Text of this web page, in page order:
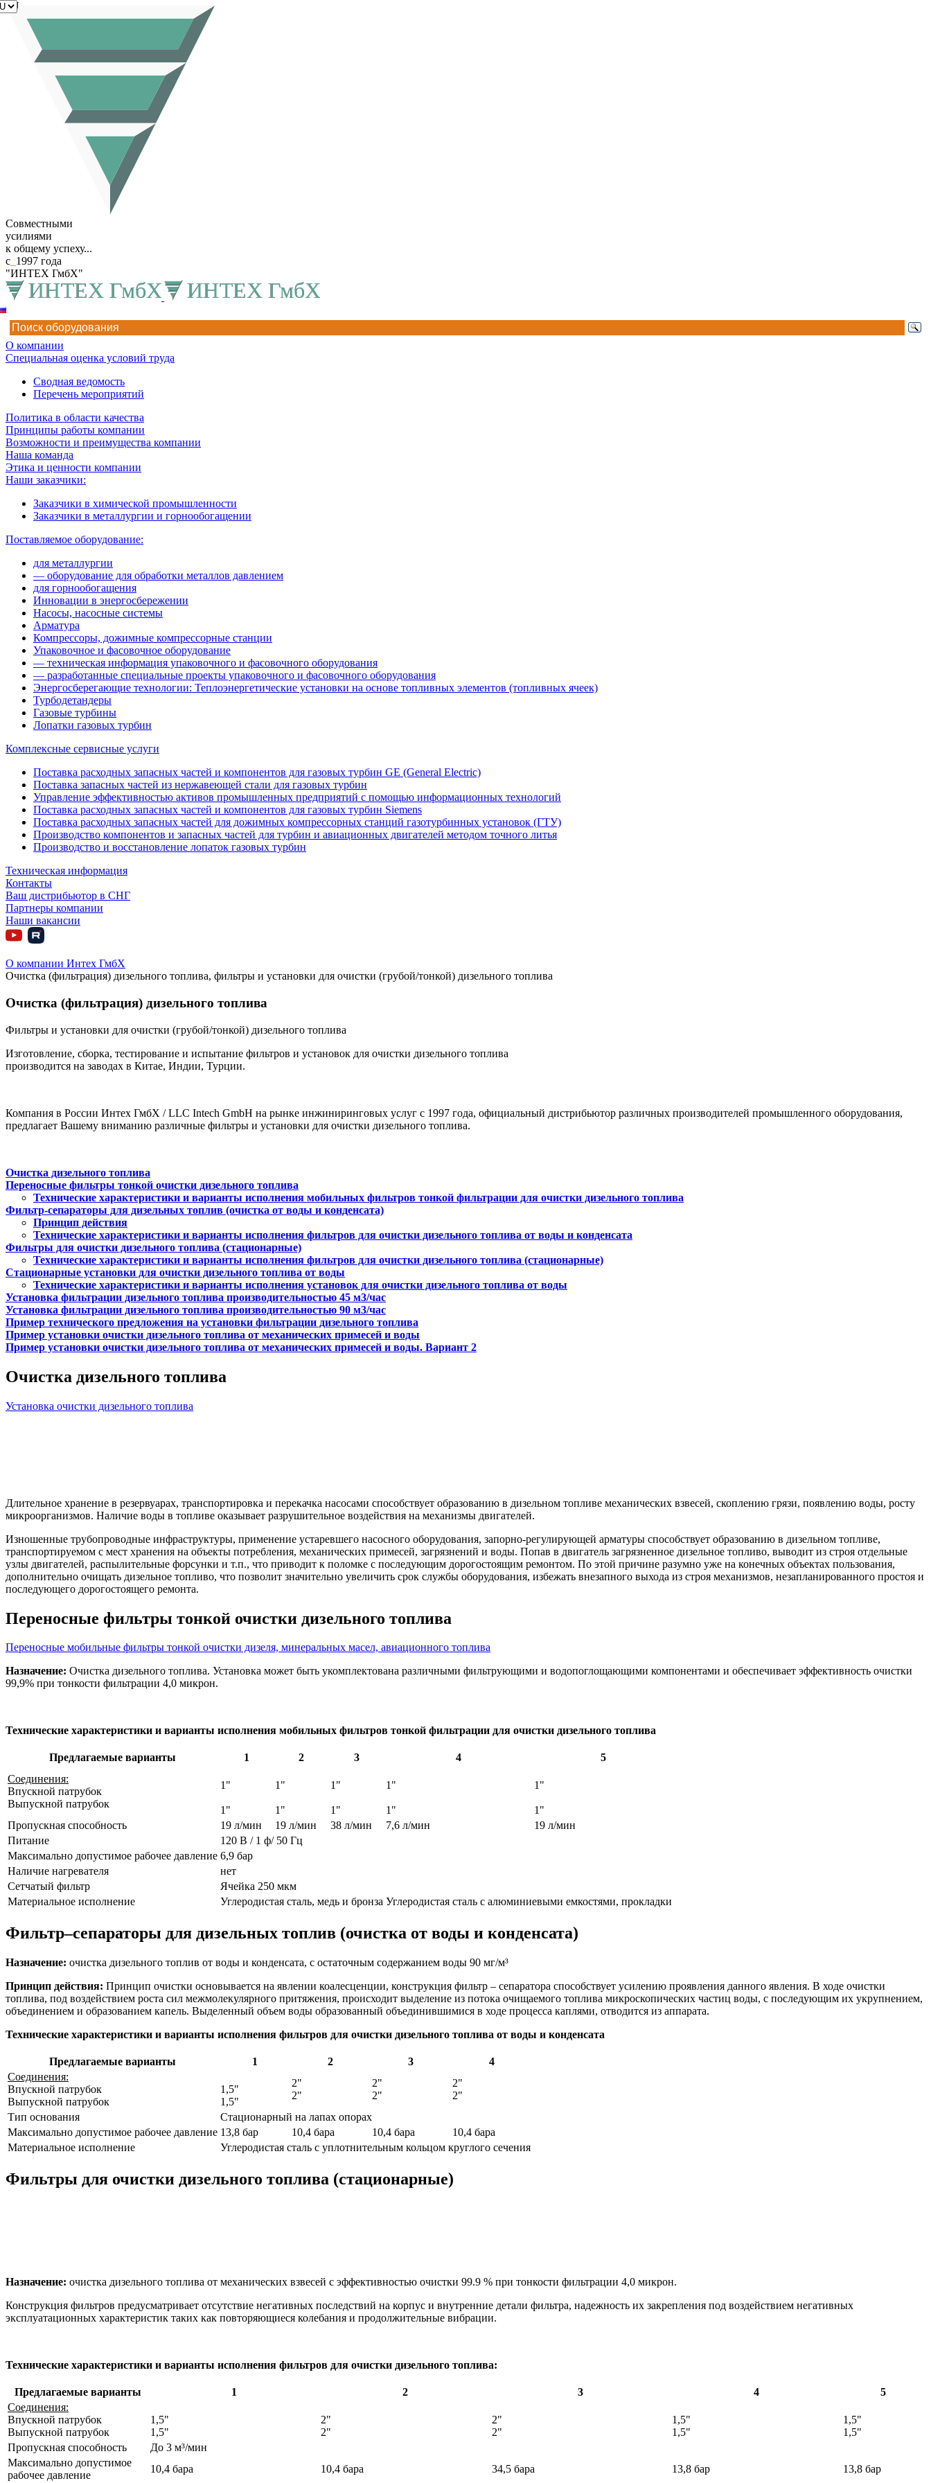
Совместными
усилиями
к общему успеху...
с 1997 года
"ИНТЕХ ГмбХ"
RU
О компании
Специальная оценка условий труда
Сводная ведомость
Перечень мероприятий
Политика в области качества
Принципы работы компании
Возможности и преимущества компании
Наша команда
Этика и ценности компании
Наши заказчики:
Заказчики в химической промышленности
Заказчики в металлургии и горнообогащении
Поставляемое оборудование:
для металлургии
— оборудование для обработки металлов давлением
для горнообогащения
Инновации в энергосбережении
Насосы, насосные системы
Арматура
Компрессоры, дожимные компрессорные станции
Упаковочное и фасовочное оборудование
— техническая информация упаковочного и фасовочного оборудования
— разработанные специальные проекты упаковочного и фасовочного оборудования
Энергосберегающие технологии: Теплоэнергетические установки на основе топливных элементов (топливных ячеек)
Турбодетандеры
Газовые турбины
Лопатки газовых турбин
Комплексные сервисные услуги
Поставка расходных запасных частей и компонентов для газовых турбин GE (General Electric)
Поставка запасных частей из нержавеющей стали для газовых турбин
Управление эффективностью активов промышленных предприятий с помощью информационных технологий
Поставка расходных запасных частей и компонентов для газовых турбин Siemens
Поставка расходных запасных частей для дожимных компрессорных станций газотурбинных установок (ГТУ)
Производство компонентов и запасных частей для турбин и авиационных двигателей методом точного литья
Производство и восстановление лопаток газовых турбин
Техническая информация
Контакты
Ваш дистрибьютор в СНГ
Партнеры компании
Наши вакансии
О компании Интех ГмбХ
Очистка (фильтрация) дизельного топлива, фильтры и установки для очистки (грубой/тонкой) дизельного топлива
Очистка (фильтрация) дизельного топлива
Фильтры и установки для очистки (грубой/тонкой) дизельного топлива
Изготовление, сборка, тестирование и испытание фильтров и установок для очистки дизельного топлива
производится на заводах в Китае, Индии, Турции.
Компания в России Интех ГмбХ / LLC Intech GmbH на рынке инжиниринговых услуг с 1997 года, официальный дистрибьютор различных производителей промышленного оборудования,
предлагает Вашему вниманию различные фильтры и установки для очистки дизельного топлива.
Очистка дизельного топлива
Переносные фильтры тонкой очистки дизельного топлива
Технические характеристики и варианты исполнения мобильных фильтров тонкой фильтрации для очистки дизельного топлива
Фильтр-сепараторы для дизельных топлив (очистка от воды и конденсата)
Принцип действия
Технические характеристики и варианты исполнения фильтров для очистки дизельного топлива от воды и конденсата
Фильтры для очистки дизельного топлива (стационарные)
Технические характеристики и варианты исполнения фильтров для очистки дизельного топлива (стационарные)
Стационарные установки для очистки дизельного топлива от воды
Технические характеристики и варианты исполнения установок для очистки дизельного топлива от воды
Установка фильтрации дизельного топлива производительностью 45 м3/час
Установка фильтрации дизельного топлива производительностью 90 м3/час
Пример технического предложения на установки фильтрации дизельного топлива
Пример установки очистки дизельного топлива от механических примесей и воды
Пример установки очистки дизельного топлива от механических примесей и воды. Вариант 2
Очистка дизельного топлива
Установка очистки дизельного топлива
Длительное хранение в резервуарах, транспортировка и перекачка насосами способствует образованию в дизельном топливе механических взвесей, скоплению грязи, появлению воды, росту
микроорганизмов. Наличие воды в топливе оказывает разрушительное воздействия на механизмы двигателей.
Изношенные трубопроводные инфраструктуры, применение устаревшего насосного оборудования, запорно-регулирующей арматуры способствует образованию в дизельном топливе,
транспортируемом с мест хранения на объекты потребления, механических примесей, загрязнений и воды. Попав в двигатель загрязненное дизельное топливо, выводит из строя отдельные
узлы двигателей, распылительные форсунки и т.п., что приводит к поломке с последующим дорогостоящим ремонтом. По этой причине разумно уже на конечных объектах пользования,
дополнительно очищать дизельное топливо, что позволит значительно увеличить срок службы оборудования, избежать внезапного выхода из строя механизмов, незапланированного простоя и
последующего дорогостоящего ремонта.
Переносные фильтры тонкой очистки дизельного топлива
Переносные мобильные фильтры тонкой очистки дизеля, минеральных масел, авиационного топлива
Назначение: Очистка дизельного топлива. Установка может быть укомплектована различными фильтрующими и водопоглощающими компонентами и обеспечивает эффективность очистки
99,9% при тонкости фильтрации 4,0 микрон.
Технические характеристики и варианты исполнения мобильных фильтров тонкой фильтрации для очистки дизельного топлива
Предлагаемые варианты 1 2 3 4
5
Соединения:
Впускной патрубок
Выпускной патрубок
1"
1"
1"
1"
1"
1"
1"
1"
1"
1"
Пропускная способность
19 л/мин 19 л/мин 38 л/мин 7,6 л/мин
19 л/мин
Питание
120 В / 1 ф/ 50 Гц
Максимально допустимое рабочее давление 6,9 бар
Наличие нагревателя
нет
Сетчатый фильтр
Ячейка 250 мкм
Материальное исполнение
Углеродистая сталь, медь и бронза Углеродистая сталь с алюминиевыми емкостями, прокладки
Фильтр–сепараторы для дизельных топлив (очистка от воды и конденсата)
Назначение: очистка дизельного топлив от воды и конденсата, с остаточным содержанием воды 90 мг/м³
Принцип действия: Принцип очистки основывается на явлении коалесценции, конструкция фильтр – сепаратора способствует усилению проявления данного явления. В ходе очистки
топлива, под воздействием роста сил межмолекулярного притяжения, происходит выделение из потока очищаемого топлива микроскопических частиц воды, с последующим их укрупнением,
объединением и образованием капель. Выделенный объем воды образованный объединившимися в ходе процесса каплями, отводится из аппарата.
Технические характеристики и варианты исполнения фильтров для очистки дизельного топлива от воды и конденсата
Предлагаемые варианты 1 2 3
4
Соединения:
Впускной патрубок
Выпускной патрубок
1,5"
1,5"
2"
2"
2"
2"
2"
2"
Тип основания
Стационарный на лапах опорах
Максимально допустимое рабочее давление 13,8 бар 10,4 бара 10,4 бара
10,4 бара
Материальное исполнение
Углеродистая сталь с уплотнительным кольцом круглого сечения
Фильтры для очистки дизельного топлива (стационарные)
Назначение: очистка дизельного топлива от механических взвесей с эффективностью очистки 99.9 % при тонкости фильтрации 4,0 микрон.
Конструкция фильтров предусматривает отсутствие негативных последствий на корпус и внутренние детали фильтра, надежность их закрепления под воздействием негативных
эксплуатационных характеристик таких как повторяющиеся колебания и продолжительные вибрации.
Технические характеристики и варианты исполнения фильтров для очистки дизельного топлива:
Предлагаемые варианты 1 2 3 4
5
Соединения:
Впускной патрубок
Выпускной патрубок
1,5"
1,5"
2"
2"
2"
2"
1,5"
1,5"
1,5"
1,5"
Пропускная способность
До 3 м³/мин
Максимально допустимое
рабочее давление
10,4 бара 10,4 бара 34,5 бара 13,8 бар 13,8 бар